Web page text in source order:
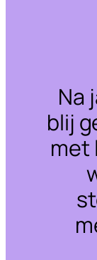
Na
blij
met